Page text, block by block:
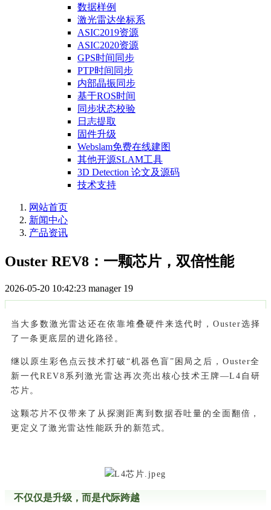
数据样例
激光雷达坐标系
ASIC2019资源
ASIC2020资源
GPS时间同步
PTP时间同步
内部晶振同步
基于ROS时间
同步状态校验
日志提取
固件升级
Webslam免费在线建图
其他开源SLAM工具
3D Detection 论文及源码
技术支持
网站首页
新闻中心
产品资讯
Ouster REV8：一颗芯片，双倍性能
2026-05-20 10:42:23 manager 19
当大多数激光雷达还在依靠堆叠硬件来迭代时，Ouster选择
了一条更底层的进化路径。
继以原生彩色点云技术打破“机器色盲”困局之后，Ouster全
新一代REV8系列激光雷达再次亮出核心技术王牌—L4自研
芯片。
这颗芯片不仅带来了从探测距离到数据吞吐量的全面翻倍，
更定义了激光雷达性能跃升的新范式。
不仅仅是升级，而是代际跨越